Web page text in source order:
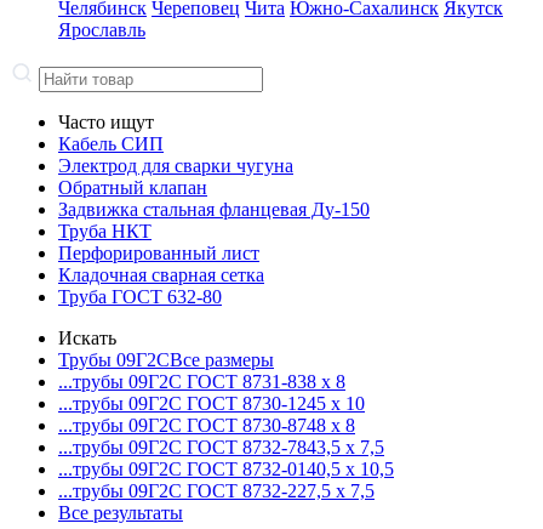
Челябинск Череповец Чита Южно-Сахалинск Якутск
Ярославль
Часто ищут
Кабель СИП
Электрод для сварки чугуна
Обратный клапан
Задвижка стальная фланцевая Ду-150
Труба НКТ
Перфорированный лист
Кладочная сварная сетка
Труба ГОСТ 632-80
Искать
Трубы 09Г2СВсе размеры
...трубы 09Г2С ГОСТ 8731-838 x 8
...трубы 09Г2С ГОСТ 8730-1245 x 10
...трубы 09Г2С ГОСТ 8730-8748 x 8
...трубы 09Г2С ГОСТ 8732-7843,5 x 7,5
...трубы 09Г2С ГОСТ 8732-0140,5 x 10,5
...трубы 09Г2С ГОСТ 8732-227,5 x 7,5
Все результаты